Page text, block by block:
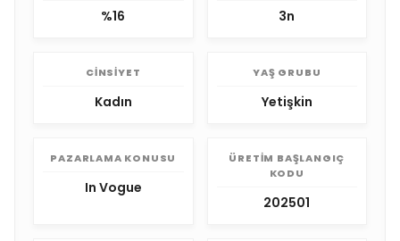
%16 3n
CINSIYET
Kadın
YAŞ GRUBU
Yetişkin
PAZARLAMA KONUSU
In Vogue
ÜRETIM BAŞLANGIÇ
KODU
202501